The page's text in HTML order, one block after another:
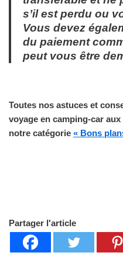
s’il est perdu ou
Vous devez
du paiement
peut vous être
Toutes nos astuces et
voyage en camping-car
notre catégorie « Bons
Partager l'article